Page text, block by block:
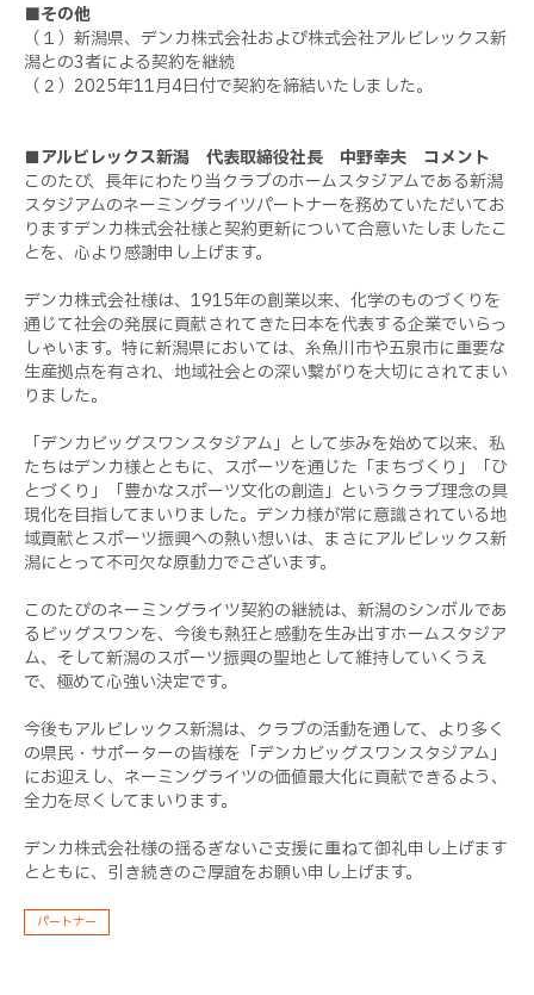
■その他
（１）新潟県、デンカ株式会社および株式会社アルビレックス新
潟との3者による契約を継続
（２）2025年11月4日付で契約を締結いたしました。
■アルビレックス新潟 代表取締役社長 中野幸夫 コメント
このたび、長年にわたり当クラブのホームスタジアムである新潟
スタジアムのネーミングライツパートナーを務めていただいてお
りますデンカ株式会社様と契約更新について合意いたしましたこ
とを、心より感謝申し上げます。
デンカ株式会社様は、1915年の創業以来、化学のものづくりを
通じて社会の発展に貢献されてきた日本を代表する企業でいらっ
しゃいます。特に新潟県においては、糸魚川市や五泉市に重要な
生産拠点を有され、地域社会との深い繋がりを大切にされてまい
りました。
「デンカビッグスワンスタジアム」として歩みを始めて以来、私
たちはデンカ様とともに、スポーツを通じた「まちづくり」「ひ
とづくり」「豊かなスポーツ文化の創造」というクラブ理念の具
現化を目指してまいりました。デンカ様が常に意識されている地
域貢献とスポーツ振興への熱い想いは、まさにアルビレックス新
潟にとって不可欠な原動力でございます。
このたびのネーミングライツ契約の継続は、新潟のシンボルであ
るビッグスワンを、今後も熱狂と感動を生み出すホームスタジア
ム、そして新潟のスポーツ振興の聖地として維持していくうえ
で、極めて心強い決定です。
今後もアルビレックス新潟は、クラブの活動を通して、より多く
の県民・サポーターの皆様を「デンカビッグスワンスタジアム」
にお迎えし、ネーミングライツの価値最大化に貢献できるよう、
全力を尽くしてまいります。
デンカ株式会社様の揺るぎないご支援に重ねて御礼申し上げます
とともに、引き続きのご厚誼をお願い申し上げます。
パートナー